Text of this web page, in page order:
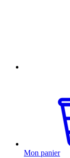
Mon panier